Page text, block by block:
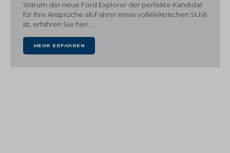
Warum der neue Ford Explorer der perfekte Kandidat
für Ihre Ansprüche als Fahrer eines vollelektrischen SUVs
ist, erfahren Sie hier...
MEHR ERFAHREN